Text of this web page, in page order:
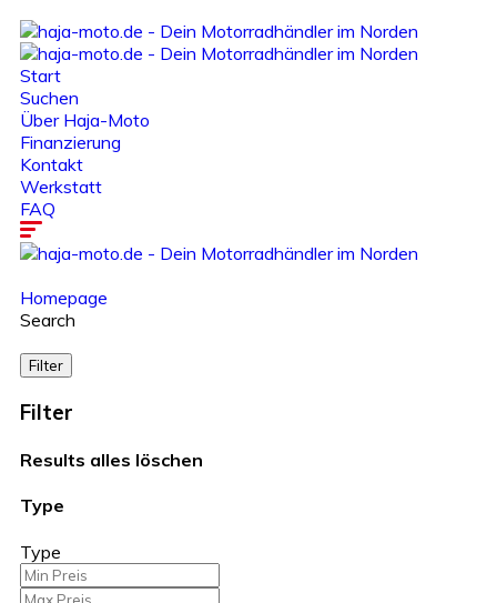
Start
Suchen
Über Haja-Moto
Finanzierung
Kontakt
Werkstatt
FAQ
Homepage
Search
Filter
Filter
Results alles löschen
Type
Type